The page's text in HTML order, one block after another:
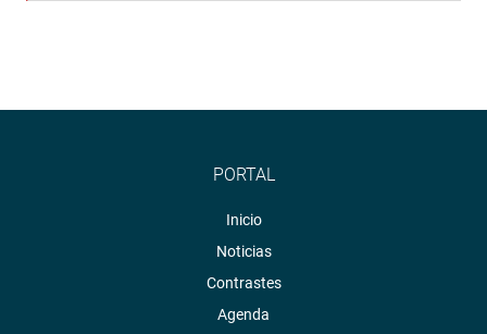
PORTAL
Inicio
Noticias
Contrastes
Agenda